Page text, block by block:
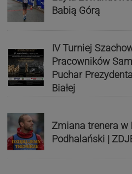
Babią Górą
IV Turniej
Pracowników
Puchar
Białej
Zmiana trenera
Podhalański |